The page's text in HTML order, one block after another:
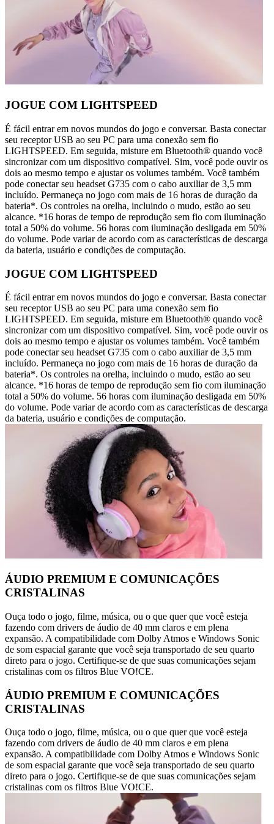
JOGUE COM LIGHTSPEED
É fácil entrar em novos mundos do jogo e conversar. Basta conectar
seu receptor USB ao seu PC para uma conexão sem fio
LIGHTSPEED. Em seguida, misture em Bluetooth® quando você
sincronizar com um dispositivo compatível. Sim, você pode ouvir os
dois ao mesmo tempo e ajustar os volumes também. Você também
pode conectar seu headset G735 com o cabo auxiliar de 3,5 mm
incluído. Permaneça no jogo com mais de 16 horas de duração da
bateria*. Os controles na orelha, incluindo o mudo, estão ao seu
alcance. *16 horas de tempo de reprodução sem fio com iluminação
total a 50% do volume. 56 horas com iluminação desligada em 50%
do volume. Pode variar de acordo com as características de descarga
da bateria, usuário e condições de computação.
JOGUE COM LIGHTSPEED
É fácil entrar em novos mundos do jogo e conversar. Basta conectar
seu receptor USB ao seu PC para uma conexão sem fio
LIGHTSPEED. Em seguida, misture em Bluetooth® quando você
sincronizar com um dispositivo compatível. Sim, você pode ouvir os
dois ao mesmo tempo e ajustar os volumes também. Você também
pode conectar seu headset G735 com o cabo auxiliar de 3,5 mm
incluído. Permaneça no jogo com mais de 16 horas de duração da
bateria*. Os controles na orelha, incluindo o mudo, estão ao seu
alcance. *16 horas de tempo de reprodução sem fio com iluminação
total a 50% do volume. 56 horas com iluminação desligada em 50%
do volume. Pode variar de acordo com as características de descarga
da bateria, usuário e condições de computação.
ÁUDIO PREMIUM E COMUNICAÇÕES
CRISTALINAS
Ouça todo o jogo, filme, música, ou o que quer que você esteja
fazendo com drivers de áudio de 40 mm claros e em plena
expansão. A compatibilidade com Dolby Atmos e Windows Sonic
de som espacial garante que você seja transportado de seu quarto
direto para o jogo. Certifique-se de que suas comunicações sejam
cristalinas com os filtros Blue VO!CE.
ÁUDIO PREMIUM E COMUNICAÇÕES
CRISTALINAS
Ouça todo o jogo, filme, música, ou o que quer que você esteja
fazendo com drivers de áudio de 40 mm claros e em plena
expansão. A compatibilidade com Dolby Atmos e Windows Sonic
de som espacial garante que você seja transportado de seu quarto
direto para o jogo. Certifique-se de que suas comunicações sejam
cristalinas com os filtros Blue VO!CE.